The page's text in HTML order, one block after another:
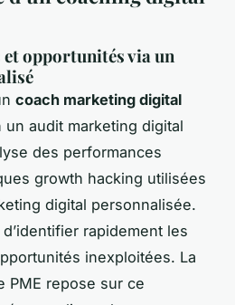
et opportunités via un
coach marketing digital
un audit marketing digital
des performances
growth hacking utilisées
digital personnalisée.
rapidement les
inexploitées. La
PME repose sur ce